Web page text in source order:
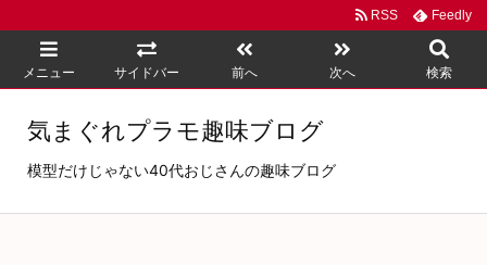
メニュー サイドバー 前へ 次へ 検索
RSS Feedly
気まぐれプラモ趣味ブログ
模型だけじゃない40代おじさんの趣味ブログ